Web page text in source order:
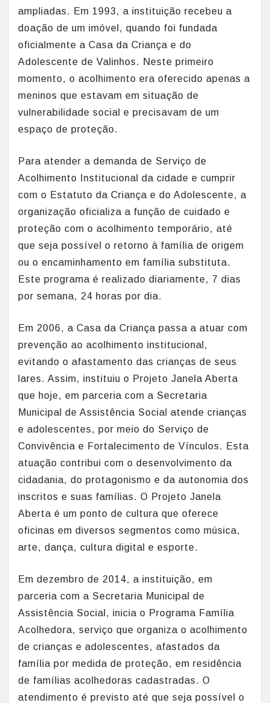
ampliadas. Em 1993, a instituição recebeu a
doação de um imóvel, quando foi fundada
oficialmente a Casa da Criança e do
Adolescente de Valinhos. Neste primeiro
momento, o acolhimento era oferecido apenas a
meninos que estavam em situação de
vulnerabilidade social e precisavam de um
espaço de proteção.
Para atender a demanda de Serviço de
Acolhimento Institucional da cidade e cumprir
com o Estatuto da Criança e do Adolescente, a
organização oficializa a função de cuidado e
proteção com o acolhimento temporário, até
que seja possível o retorno à família de origem
ou o encaminhamento em família substituta.
Este programa é realizado diariamente, 7 dias
por semana, 24 horas por dia.
Em 2006, a Casa da Criança passa a atuar com
prevenção ao acolhimento institucional,
evitando o afastamento das crianças de seus
lares. Assim, instituiu o Projeto Janela Aberta
que hoje, em parceria com a Secretaria
Municipal de Assistência Social atende crianças
e adolescentes, por meio do Serviço de
Convivência e Fortalecimento de Vínculos. Esta
atuação contribui com o desenvolvimento da
cidadania, do protagonismo e da autonomia dos
inscritos e suas famílias. O Projeto Janela
Aberta é um ponto de cultura que oferece
oficinas em diversos segmentos como música,
arte, dança, cultura digital e esporte.
Em dezembro de 2014, a instituição, em
parceria com a Secretaria Municipal de
Assistência Social, inicia o Programa Família
Acolhedora, serviço que organiza o acolhimento
de crianças e adolescentes, afastados da
família por medida de proteção, em residência
de famílias acolhedoras cadastradas. O
atendimento é previsto até que seja possível o